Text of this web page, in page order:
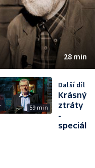
28 min
59 min
Další díl
Krásný
ztráty
-
speciál